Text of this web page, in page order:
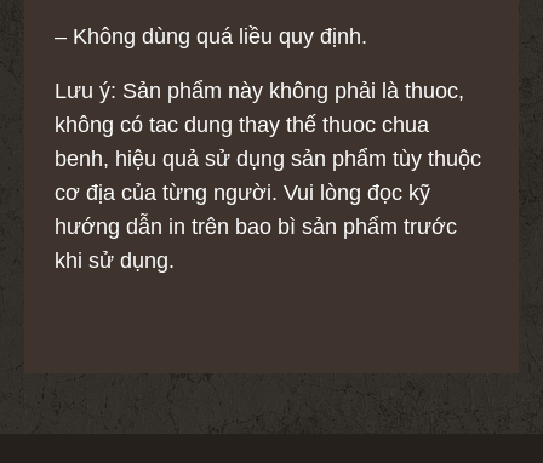
– Không dùng quá liều quy định.
Lưu ý: Sản phẩm này không phải là thuoc,
không có tac dung thay thế thuoc chua
benh, hiệu quả sử dụng sản phẩm tùy thuộc
cơ địa của từng người. Vui lòng đọc kỹ
hướng dẫn in trên bao bì sản phẩm trước
khi sử dụng.